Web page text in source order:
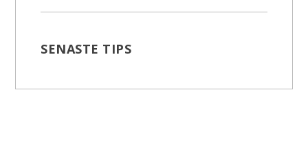
SENASTE TIPS